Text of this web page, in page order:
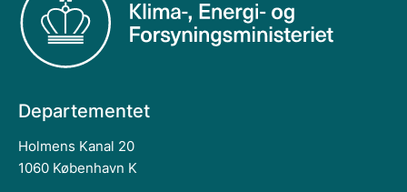
Departementet
Holmens Kanal 20
1060 København K